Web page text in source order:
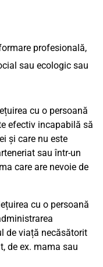
profesională,
sau ecologic sau
cu o persoană
efectiv incapabilă să
și care nu este
sau într-un
care are nevoie de
cu o persoană
de viață necăsătorit
de ex. mama sau